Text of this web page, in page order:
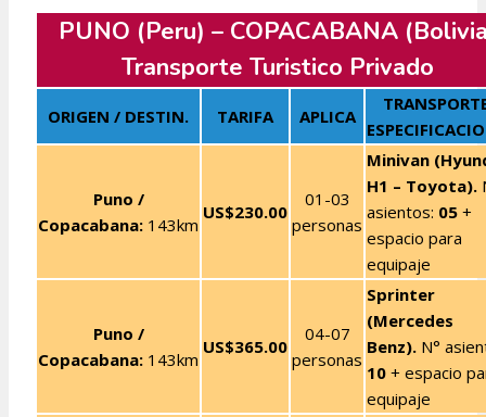
PUNO (Peru) – COPACABANA
Transporte Turistico Privado
ORIGEN / DESTIN. TARIFA APLICA
Puno /
Copacabana: 143km
US$230.00
01-03
personas
Minivan
H1 – Toyota).
asientos: 05 +
espacio para
equipaje
Puno /
Copacabana: 143km
US$365.00
04-07
personas
Sprinter
(Mercedes
Benz). N°
10 + espacio
equipaje